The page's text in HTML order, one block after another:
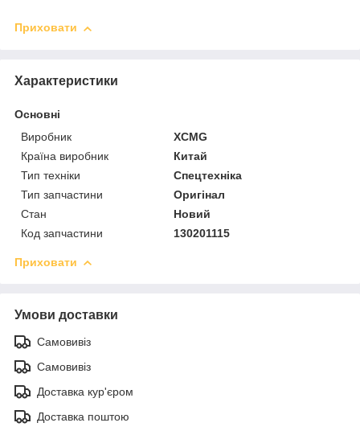
Приховати
Характеристики
Основні
Виробник
XCMG
Країна виробник
Китай
Тип техніки
Спецтехніка
Тип запчастини
Оригінал
Стан
Новий
Код запчастини
130201115
Приховати
Умови доставки
Самовивіз
Самовивіз
Доставка кур'єром
Доставка поштою